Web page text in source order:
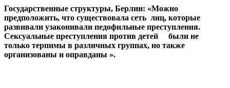
Государственные структуры, Берлин: «Можно
предположить, что существовала сеть лиц, которые
развивали узаконивали педофильные преступления.
Сексуальные преступления против детей были не
только терпимы в различных группах, но также
организованы и оправданы ».